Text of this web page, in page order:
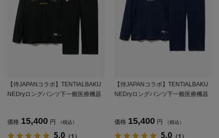
【侍JAPANコラボ】TENTIALBAKU
NEDryロングパンツ下一般医療機器
価格 15,400 円 （税込）
5.0 （1）
【侍JAPANコラボ】TENTIALBAKU
NEDryロングパンツ下一般医療機器
価格 15,400 円 （税込）
5.0 （1）